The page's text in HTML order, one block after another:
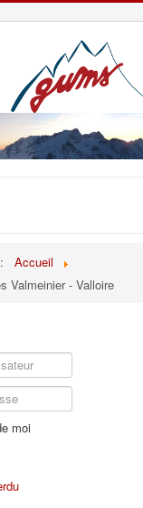
GUMS
Accueil
Valmeinier - Valloire
moi